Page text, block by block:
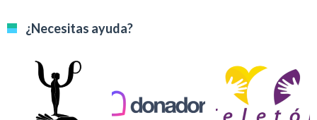
¿Necesitas ayuda?